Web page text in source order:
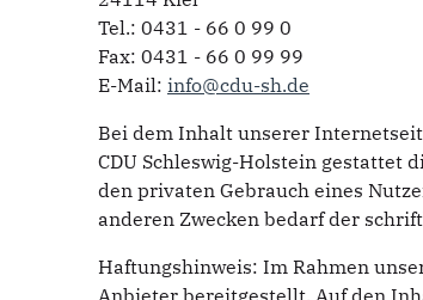
Tel.: 0431 - 66 0 99 0
Fax: 0431 - 66 0 99 99
E-Mail: info@cdu-sh.de
Bei dem Inhalt unserer
CDU Schleswig-Holstein gestattet
den privaten Gebrauch eines
anderen Zwecken bedarf der
Haftungshinweis: Im Rahmen
Anbieter bereitgestellt. Auf den